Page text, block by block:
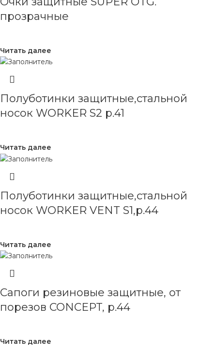
прозрачные
Читать далее
Полуботинки защитные,стальной
носок WORKER S2 р.41
Читать далее
Полуботинки защитные,стальной
носок WORKER VENT S1,р.44
Читать далее
Сапоги резиновые защитные, от
порезов CONCEPT, р.44
Читать далее